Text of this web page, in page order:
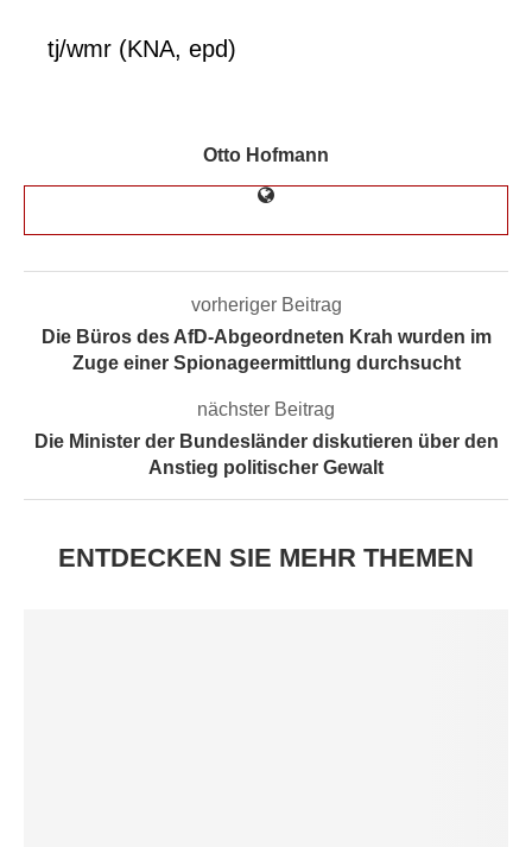
tj/wmr (KNA, epd)
Otto Hofmann
vorheriger Beitrag
Die Büros des AfD-Abgeordneten Krah wurden im
Zuge einer Spionageermittlung durchsucht
nächster Beitrag
Die Minister der Bundesländer diskutieren über den
Anstieg politischer Gewalt
ENTDECKEN SIE MEHR THEMEN